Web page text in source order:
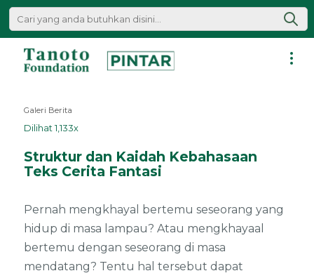
Lewati
|
Tanoto
Galeri Berita
Dilihat 1,133x
Struktur dan Kaidah Kebahasaan
Teks Cerita Fantasi
Pernah mengkhayal bertemu seseorang yang
hidup di masa lampau? Atau mengkhayaal
bertemu dengan seseorang di masa
mendatang? Tentu hal tersebut dapat